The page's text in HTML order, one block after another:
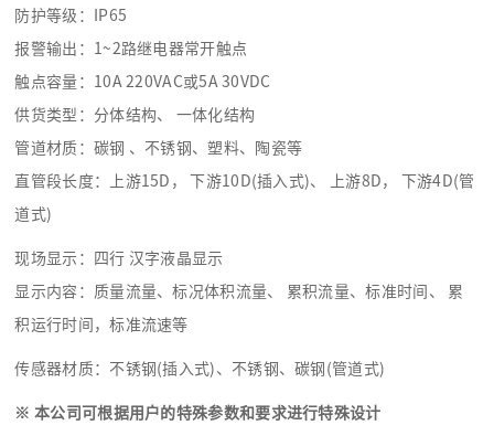
防护等级：IP65
报警输出：1~2路继电器常开触点
触点容量：10A 220VAC或5A 30VDC
供货类型：分体结构、 一体化结构
管道材质：碳钢 、不锈钢、塑料、陶瓷等
直管段长度：上游15D， 下游10D(插入式)、 上游8D， 下游4D(管
道式)
现场显示：四行 汉字液晶显示
显示内容：质量流量、标况体积流量、 累积流量、标准时间、 累
积运行时间，标准流速等
传感器材质：不锈钢(插入式)、不锈钢、碳钢(管道式)
※本公司可根据用户的特殊参数和要求进行特殊设计